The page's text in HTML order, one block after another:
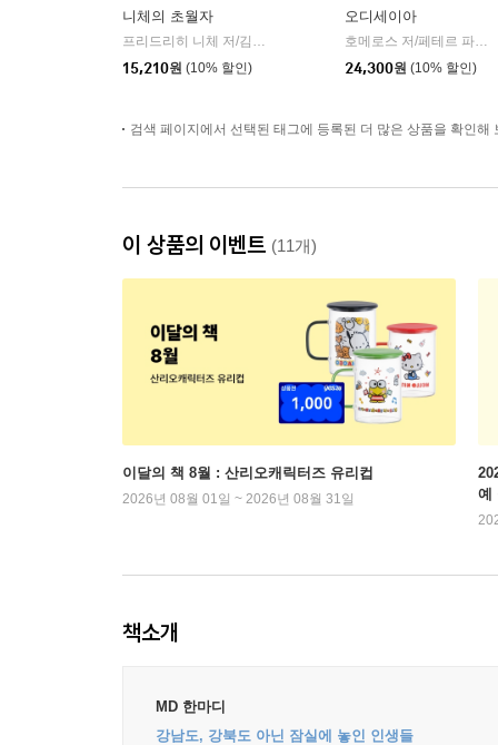
니체의 초월자
프리드리히 니체 저/김철 편역
15,210원 (10% 할인)
오디세이아
호메로스 저/페테르 파울 루벤스 그림/박문재 역
24,300원 (10% 할인)
검색 페이지에서 선택된 태그에 등록된 더 많은 상품을 확인해
이 상품의 이벤트 (11개)
이달의 책 8월 : 산리오캐릭터즈 유리컵
2026년 08월 01일 ~ 2026년 08월 31일
예
책소개
MD 한마디
강남도, 강북도 아닌 잠실에 놓인 인생들